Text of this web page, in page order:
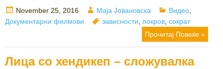
Posted
on
November 25, 2016 Author
Маја Јовановска Categories
Видео
Документарни филмови
Tags
зависности покров сократ
Прочитај Повеќе »
Лица со хендикеп – сложувалка